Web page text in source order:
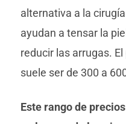
alternativa a la
ayudan a tensar la
reducir las arrugas.
suele ser de 300 a
Este rango de